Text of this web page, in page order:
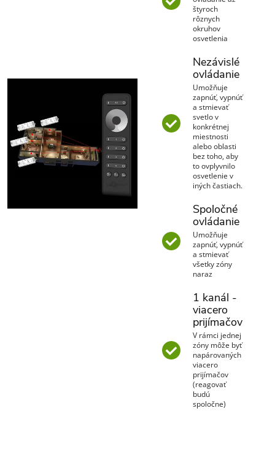
štyroch
rôznych
okruhov
osvetlenia
Nezávislé
ovládanie
Umožňuje
zapnúť, vypnúť
a stmievať
svetlo v
konkrétnej
miestnosti
alebo oblasti
bez toho, aby
to ovplyvnilo
osvetlenie v
iných častiach.
Spoločné
ovládanie
Umožňuje
zapnúť, vypnúť
a stmievať
všetky zóny
naraz
1 kanál -
viacero
prijímačov
V rámci jednej
zóny môže byť
napárovaných
viacero
prijímačov
(reagovať
budú
spoločne)